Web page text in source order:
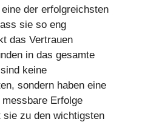
der erfolgreichsten
sie so eng
das Vertrauen
in das gesamte
keine
sondern haben eine
Erfolge
zu den wichtigsten